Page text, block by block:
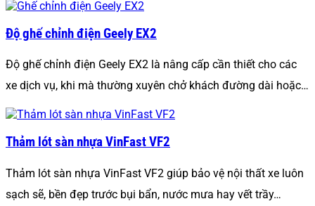
Độ ghế chỉnh điện Geely EX2
Độ ghế chỉnh điện Geely EX2 là nâng cấp cần thiết cho các
xe dịch vụ, khi mà thường xuyên chở khách đường dài hoặc…
Thảm lót sàn nhựa VinFast VF2
Thảm lót sàn nhựa VinFast VF2 giúp bảo vệ nội thất xe luôn
sạch sẽ, bền đẹp trước bụi bẩn, nước mưa hay vết trầy…